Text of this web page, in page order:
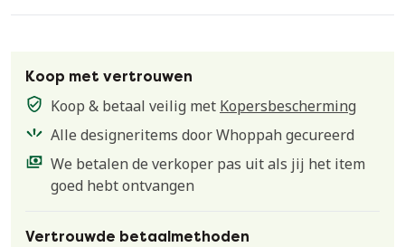
Koop met vertrouwen
Koop & betaal veilig met Kopersbescherming
Alle designeritems door Whoppah gecureerd
We betalen de verkoper pas uit als jij het item
goed hebt ontvangen
Vertrouwde betaalmethoden